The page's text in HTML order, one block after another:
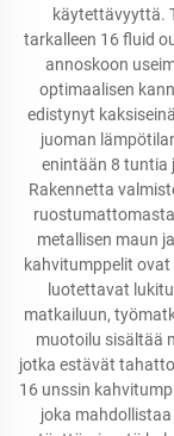
käytettävyyttä.
tarkalleen 16 fluid
annoskoon
optimaalisen
edistynyt
juoman
enintään 8 tuntia
Rakennetta
metallisen maun
kahvitumppelit
luotettavat
matkailuun,
muotoilu sisältää
jotka estävät
16 unssin
joka